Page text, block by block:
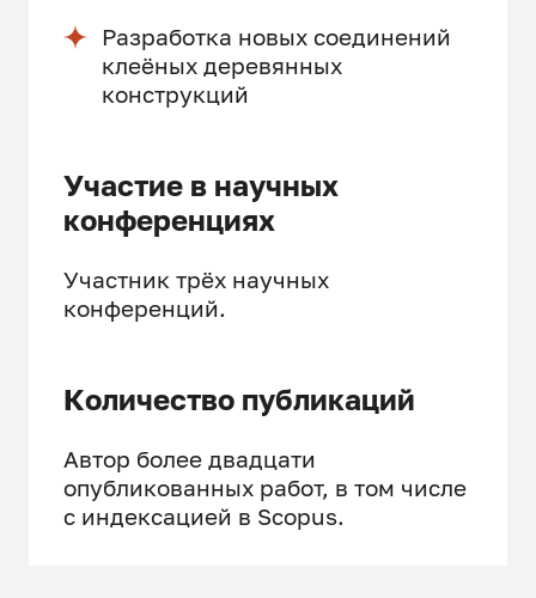
Разработка новых соединений
клеёных деревянных
конструкций
Участие в научных
конференциях
Участник трёх научных
конференций.
Количество публикаций
Автор более двадцати
опубликованных работ, в том числе
с индексацией в Scopus.